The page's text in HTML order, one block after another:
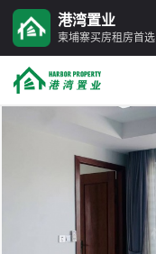
港湾置业
柬埔寨买房租房首选